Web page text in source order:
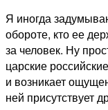
Я иногда
обороте, кто ее
за человек. Ну
царские
и возникает
ней присутствует